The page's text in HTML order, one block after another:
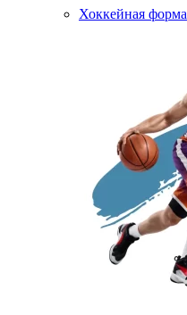
Хоккейная форма